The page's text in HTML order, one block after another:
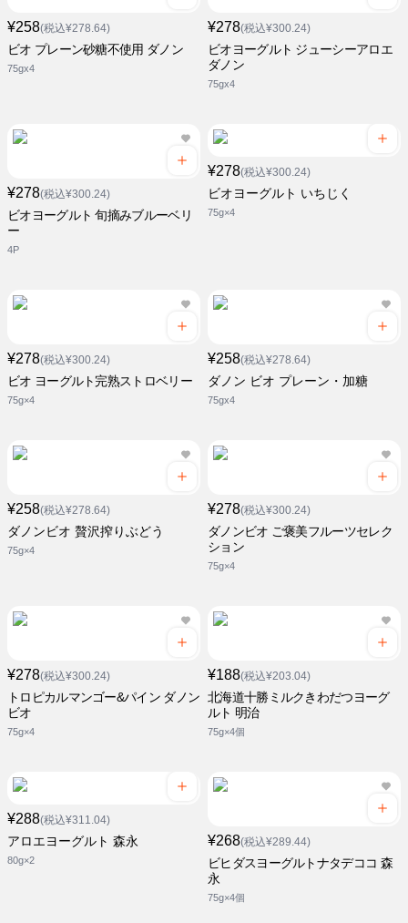
¥258(税込¥278.64)
ビオ プレーン砂糖不使用 ダノン
75gx4
¥278(税込¥300.24)
ビオヨーグルト ジューシーアロエ
ダノン
75gx4
¥278(税込¥300.24)
ビオヨーグルト 旬摘みブルーベリ
ー
4P
¥278(税込¥300.24)
ビオヨーグルト いちじく
75g×4
¥278(税込¥300.24)
ビオ ヨーグルト完熟ストロベリー
75g×4
¥258(税込¥278.64)
ダノン ビオ プレーン・加糖
75gx4
¥258(税込¥278.64)
ダノンビオ 贅沢搾りぶどう
75g×4
¥278(税込¥300.24)
ダノンビオ ご褒美フルーツセレク
ション
75g×4
¥278(税込¥300.24)
トロピカルマンゴー&パイン ダノン
ビオ
75g×4
¥188(税込¥203.04)
北海道十勝ミルクきわだつヨーグ
ルト 明治
75g×4個
¥288(税込¥311.04)
アロエヨーグルト 森永
80g×2
¥268(税込¥289.44)
ビヒダスヨーグルトナタデココ 森
永
75g×4個